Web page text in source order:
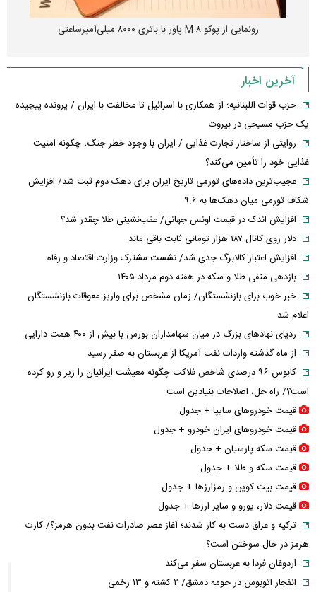
رونمایی از پوکو M ۸ پاور با باتری ۸۰۰۰ میلی‌آمپرساعتی
آخرین اخبار
حزب قوات اللبنانیه؛ از همکاری با اسرائیل تا مخالفت با ایران / پرونده پیچیده
یک حزب مسیحی در بیروت
روایتی از ساختار تجارت غذایی / ایران با وجود خطر جنگ، چگونه امنیت
غذایی خود را تأمین می‌کند؟
عجیب‌ترین داده‌های تورمی تاریخ ایران برای دهک دوم ثبت شد/ افزایش
شکاف تورمی میان دهک‌ها به ۹.۶
افزایش اندک در قیمت اونس جهانی/ عقب‌نشینی طلا چقدر شد؟
دلار روی کانال ۱۸۷ هزار تومانی ثابت باقی ماند
افزایش اعتبار کالابرگ جدی شد/ نشست مشترک وزارت اقتصاد و رفاه
بازدهی منفی طلا و سکه در هفته دوم مرداد ۱۴۰۵
خبر خوب برای بازنشستگان/ زمان مشخص برای واریز معوقات بازنشستگان
اعلام شد
ردپای نهاد‌های بزرگ در میان سهامداران بورس با بیش از ۴۰۰ همت دارایی
از ماه گذشته واردات نفت آمریکا از عربستان به صفر رسید
کابوس ۹۶ درصدی شاخص فلاکت چگونه معیشت ایرانیان را زیر و رو کرده
است؟/ راه حل، اصلاحات بنیادین است
قیمت خودرو‌های سایپا + جدول
قیمت خودرو‌های ایران خودرو + جدول
قیمت سکه پارسیان + جدول
قیمت سکه و طلا + جدول
قیمت بیت کوین و رمزارز‌ها + جدول
قیمت دلار، یورو و سایر ارز‌ها + جدول
ترکیه و عراق دست به کار شدند؛ آغاز عصر صادرات نفت بدون هرمز؟/ کارت
هرمز در حال سوختن است؟
اردوغان فردا به عربستان سفر می‌کند
انفجار اتوبوس در حومه دمشق/ ۲ کشته و ۱۳ زخمی